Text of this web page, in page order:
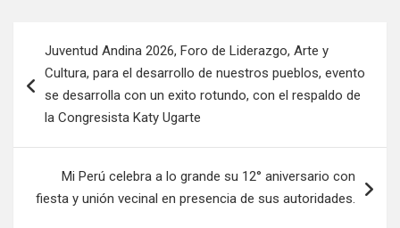
Juventud Andina 2026, Foro de Liderazgo, Arte y
Cultura, para el desarrollo de nuestros pueblos, evento
se desarrolla con un exito rotundo, con el respaldo de
la Congresista Katy Ugarte
Mi Perú celebra a lo grande su 12° aniversario con
fiesta y unión vecinal en presencia de sus autoridades.